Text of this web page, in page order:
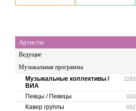
Артисты
Ведущие
Музыкальная программа
1183
Музыкальные коллективы /
ВИА
910
Певцы / Певицы
662
Кавер группы